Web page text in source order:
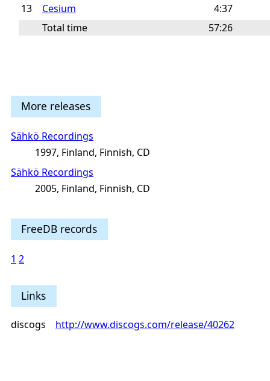
13
Cesium
4:37
Total time
57:26
More releases
Sähkö Recordings
1997, Finland, Finnish, CD
Sähkö Recordings
2005, Finland, Finnish, CD
FreeDB records
1 2
Links
discogs http://www.discogs.com/release/40262